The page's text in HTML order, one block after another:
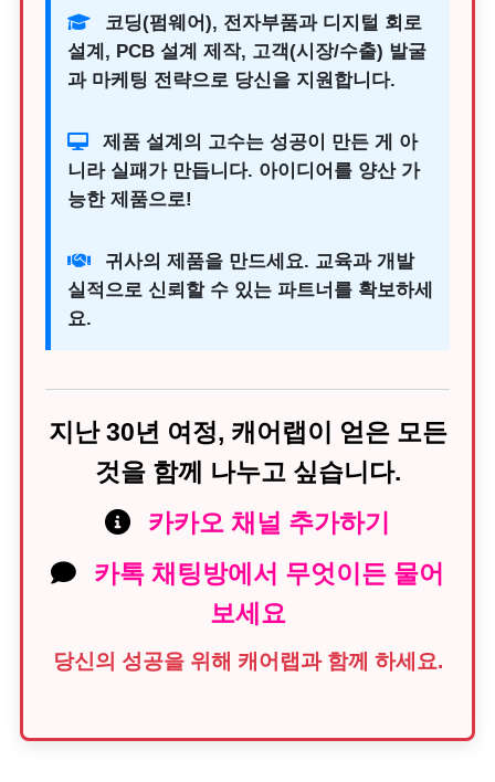
코딩(펌웨어), 전자부품과 디지털 회로
설계, PCB 설계 제작, 고객(시장/수출) 발굴
과 마케팅 전략으로 당신을 지원합니다.
제품 설계의 고수는 성공이 만든 게 아
니라 실패가 만듭니다. 아이디어를 양산 가
능한 제품으로!
귀사의 제품을 만드세요. 교육과 개발
실적으로 신뢰할 수 있는 파트너를 확보하세
요.
지난 30년 여정, 캐어랩이 얻은 모든
것을 함께 나누고 싶습니다.
카카오 채널 추가하기
카톡 채팅방에서 무엇이든 물어
보세요
당신의 성공을 위해 캐어랩과 함께 하세요.